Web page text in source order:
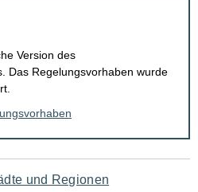
Version des
Das Regelungsvorhaben wurde
und Regionen